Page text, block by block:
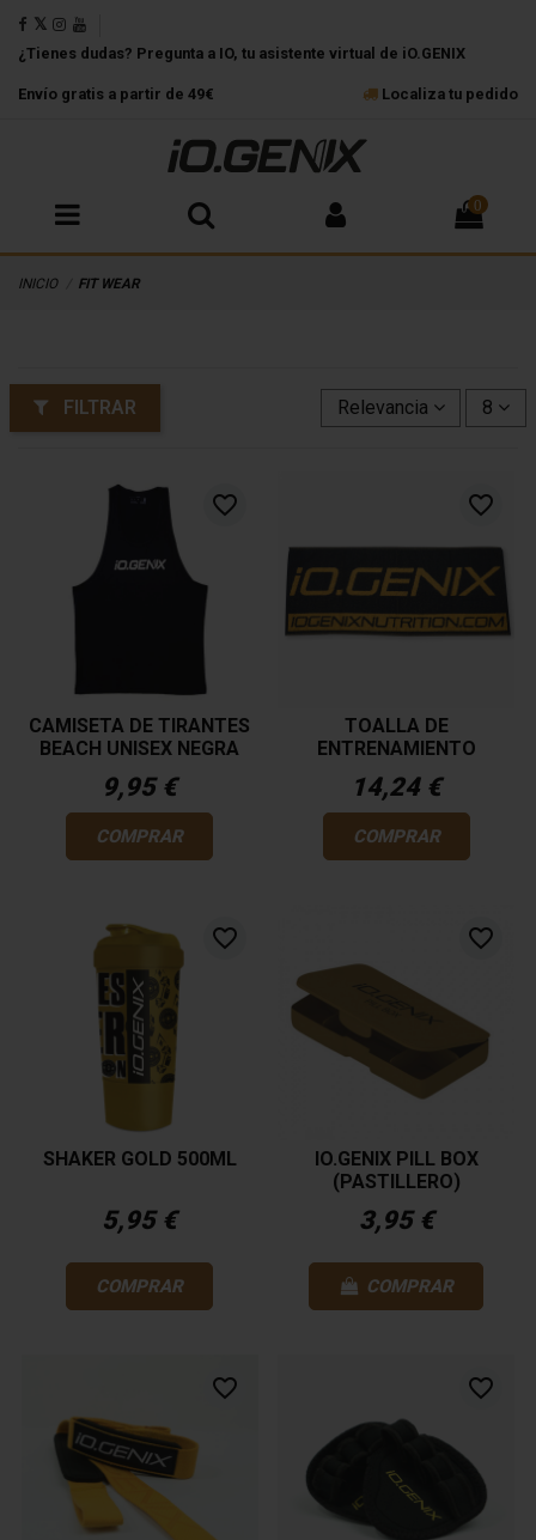
¿Tienes dudas? Pregunta a IO, tu asistente virtual de iO.GENIX
Envío gratis a partir de 49€ Localiza tu pedido
0
INICIO FIT WEAR
FILTRAR Relevancia 8
favorite_border
CAMISETA DE TIRANTES
BEACH UNISEX NEGRA
9,95 €
COMPRAR
favorite_border
TOALLA DE
ENTRENAMIENTO
14,24 €
COMPRAR
favorite_border
SHAKER GOLD 500ML
5,95 €
COMPRAR
favorite_border
IO.GENIX PILL BOX
(PASTILLERO)
3,95 €
COMPRAR
favorite_border favorite_border